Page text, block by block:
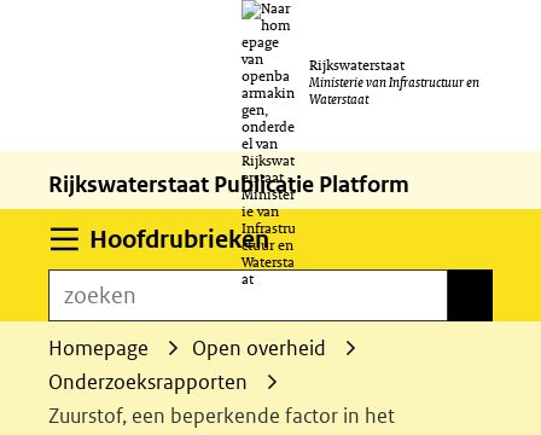
naar
de
inhoud
Rijkswaterstaat
Ministerie van Infrastructuur en
Waterstaat
Rijkswaterstaat Publicatie Platform
HoofdrubriekenUitklappen
zoeken
Homepage
Open overheid
Onderzoeksrapporten
Zuurstof, een beperkende factor in het